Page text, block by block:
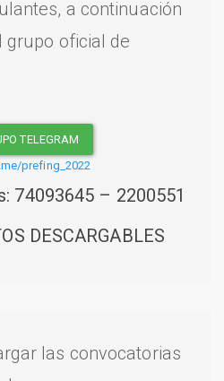
a continuación
grupo oficial de
TELEGRAM
prefing_2022
74093645 – 2200551
DESCARGABLES
las convocatorias